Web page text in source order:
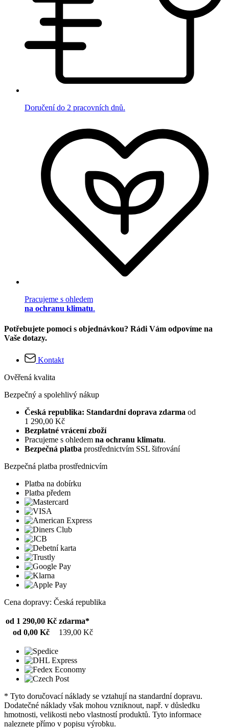
Doručení do 2 pracovních dnů.
Pracujeme s ohledem
na ochranu klimatu.
Potřebujete pomoci s objednávkou? Rádi Vám odpovíme na
Vaše dotazy.
Kontakt
Ověřená kvalita
Bezpečný a spolehlivý nákup
Česká republika: Standardní doprava zdarma od
1 290,00 Kč
Bezplatné vrácení zboží
Pracujeme s ohledem na ochranu klimatu.
Bezpečná platba prostřednictvím SSL šifrování
Bezpečná platba prostřednicvím
Platba na dobírku
Platba předem
Cena dopravy: Česká republika
od 1 290,00 Kč zdarma*
od 0,00 Kč
139,00 Kč
* Tyto doručovací náklady se vztahují na standardní dopravu.
Dodatečné náklady však mohou vzniknout, např. v důsledku
hmotnosti, velikosti nebo vlastností produktů. Tyto informace
naleznete přímo v popisu výrobku.